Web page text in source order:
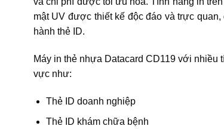
mật UV được thiết kế độc đáo và trực
hành thẻ ID.
Máy in thẻ nhựa Datacard CD119 với nhiều
vực như:
Thẻ ID doanh nghiệp
Thẻ ID khám chữa bệnh